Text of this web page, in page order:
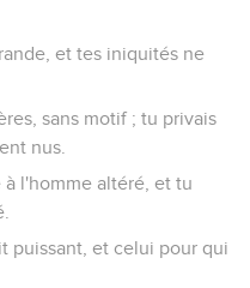
et tes iniquités ne
sans motif ; tu privais
nus.
à l'homme altéré, et tu
puissant, et celui pour qui